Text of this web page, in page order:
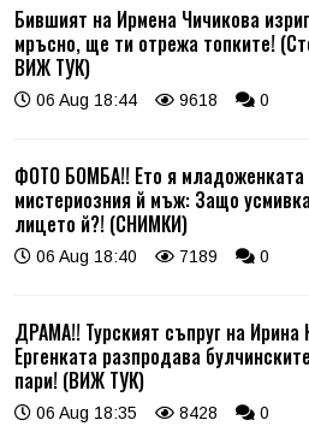
Бившият на Ирмена Чичикова
мръсно, ще ти отрежа топките!
ВИЖ ТУК)
06 Aug 18:44 9618 0
ФОТО БОМБА!! Ето я младоженката
мистериозния й мъж: Защо
лицето й?! (СНИМКИ)
06 Aug 18:40 7189 0
ДРАМА!! Турският съпруг на
Ергенката разпродава
пари! (ВИЖ ТУК)
06 Aug 18:35 8428 0